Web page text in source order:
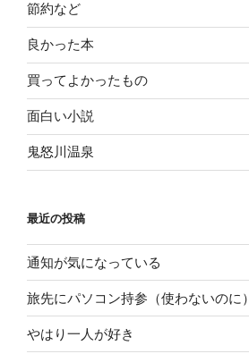
節約など
良かった本
買ってよかったもの
面白い小説
鬼怒川温泉
最近の投稿
通知が気になっている
旅先にパソコン持参（使わないのに）
やはり一人が好き